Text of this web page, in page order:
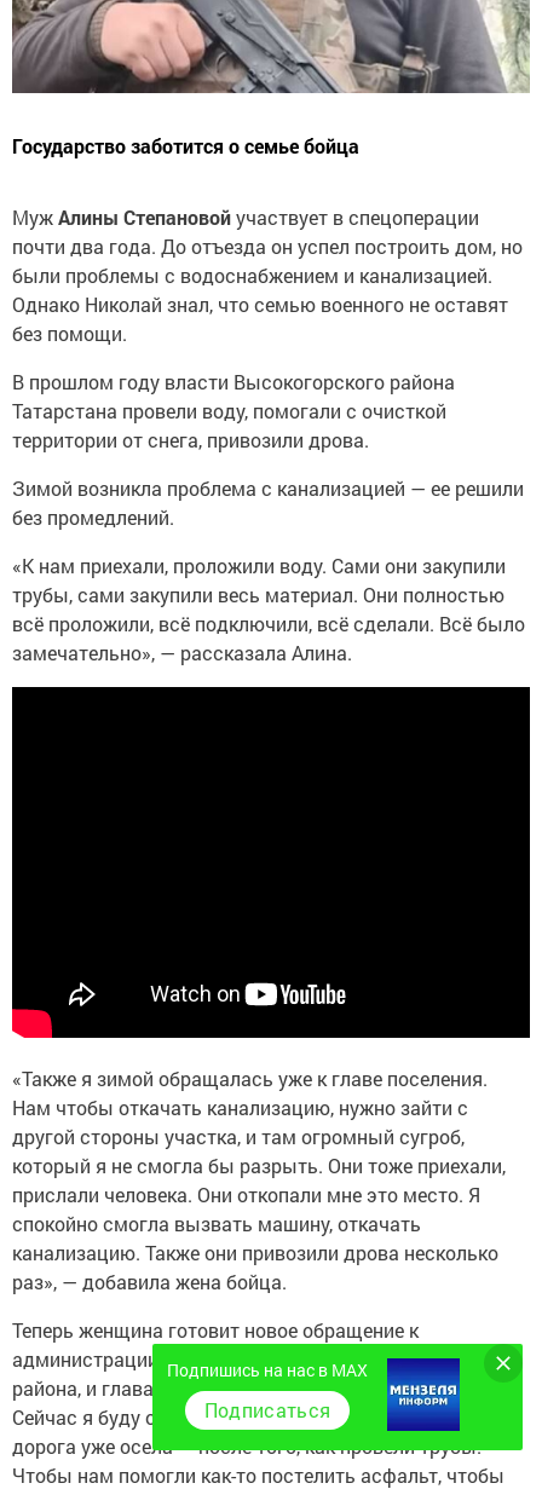
Государство заботится о семье бойца
МужАлины Степановойучаствует в спецоперации
почти два года. До отъезда он успел построить дом, но
были проблемы с водоснабжением и канализацией.
Однако Николай знал, что семью военного не оставят
без помощи.
В прошлом году власти Высокогорского района
Татарстана провели воду, помогали с очисткой
территории от снега, привозили дрова.
Зимой возникла проблема с канализацией — ее решили
без промедлений.
«К нам приехали, проложили воду. Сами они закупили
трубы, сами закупили весь материал. Они полностью
всё проложили, всё подключили, всё сделали. Всё было
замечательно», — рассказала Алина.
«Также я зимой обращалась уже к главе поселения.
Нам чтобы откачать канализацию, нужно зайти с
другой стороны участка, и там огромный сугроб,
который я не смогла бы разрыть. Они тоже приехали,
прислали человека. Они откопали мне это место. Я
спокойно смогла вызвать машину, откачать
канализацию. Также они привозили дрова несколько
раз», — добавила жена бойца.
Теперь женщина готовит новое обращение к
администрации. «И в целом администрация, и глава
района, и глава поселения всегда идут навстречу.
Сейчас я буду обращаться уже с новой просьбой. <...>
дорога уже осела — после того, как провели трубы.
Чтобы нам помогли как-то постелить асфальт, чтобы
Подпишись на нас в MAX
Подписаться